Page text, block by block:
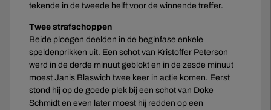
tekende in de tweede helft voor de winnende treffer.
Twee strafschoppen
Beide ploegen deelden in de beginfase enkele
speldenprikken uit. Een schot van Kristoffer Peterson
werd in de derde minuut geblokt en in de zesde minuut
moest Janis Blaswich twee keer in actie komen. Eerst
stond hij op de goede plek bij een schot van Doke
Schmidt en even later moest hij redden op een